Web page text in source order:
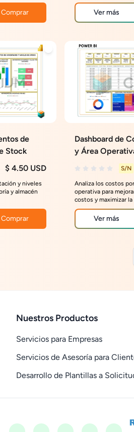
Comprar Ver más
de
Stock
$ 4.50 USD
y niveles
y almacén
Comprar
Dashboard de
y Área
S/N
Analiza los costos
operativa para
costos y maximizar
operación.
Ver más
Nuestros Productos
Servicios para Empresas
Servicios de Asesoría para
Desarrollo de Plantillas a